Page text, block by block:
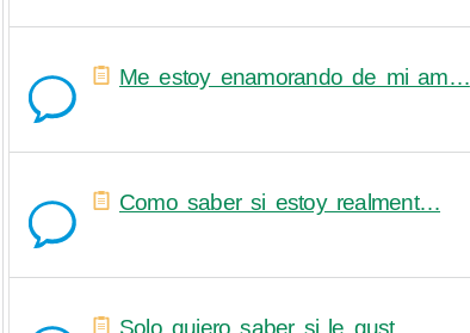
Me estoy enamorando de mi am…
Como saber si estoy realment…
Solo quiero saber si le gust…